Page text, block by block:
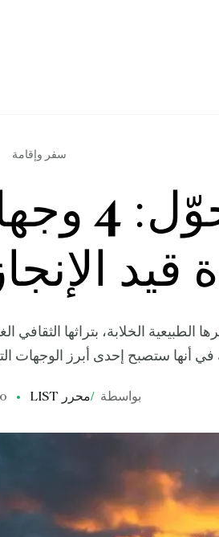
سفر وإقامة
قيد
الطبيعية الخلابة، بتراثها الثقافي
أنها ستصبح إحدى أبرز الوجهات
بواسطة /محرر LIST 20